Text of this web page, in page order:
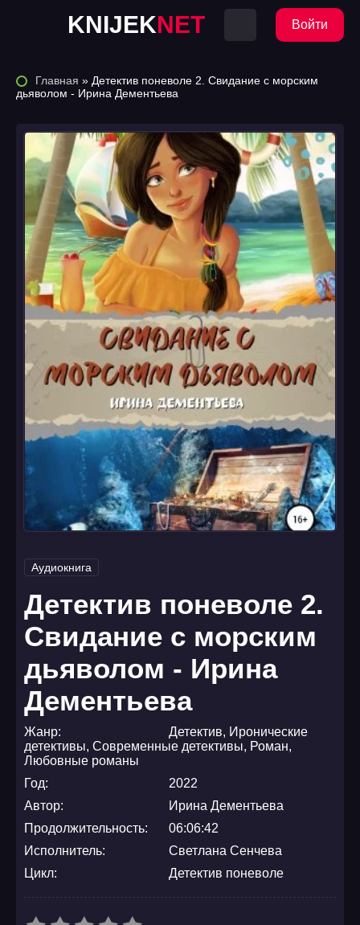
KNIJEKNET Войти
Главная » Детектив поневоле 2. Свидание с морским
дьяволом - Ирина Дементьева
Аудиокнига
Детектив поневоле 2.
Свидание с морским
дьяволом - Ирина
Дементьева
Жанр: Детектив, Иронические
детективы, Современные детективы, Роман,
Любовные романы
Год:
2022
Автор:
Ирина Дементьева
Продолжительность:
06:06:42
Исполнитель:
Светлана Сенчева
Цикл:
Детектив поневоле